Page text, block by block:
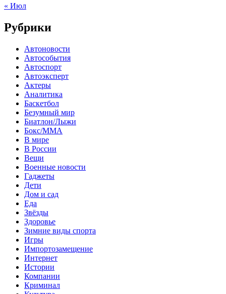
« Июл
Рубрики
Автоновости
Автособытия
Автоспорт
Автоэксперт
Актеры
Аналитика
Баскетбол
Безумный мир
Биатлон/Лыжи
Бокс/MMA
В мире
В России
Вещи
Военные новости
Гаджеты
Дети
Дом и сад
Еда
Звёзды
Здоровье
Зимние виды спорта
Игры
Импортозамещение
Интернет
Истории
Компании
Криминал